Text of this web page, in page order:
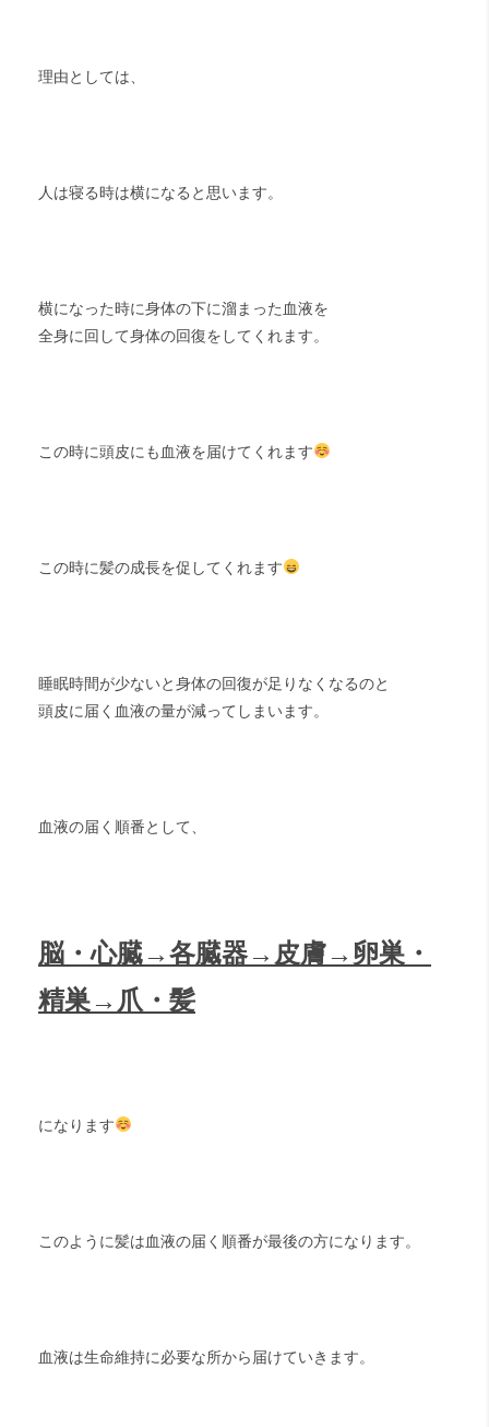
理由としては、
人は寝る時は横になると思います。
横になった時に身体の下に溜まった血液を
全身に回して身体の回復をしてくれます。
この時に頭皮にも血液を届けてくれます
この時に髪の成長を促してくれます
睡眠時間が少ないと身体の回復が足りなくなるのと
頭皮に届く血液の量が減ってしまいます。
血液の届く順番として、
脳・心臓→各臓器→皮膚→卵巣・
精巣→爪・髪
になります
このように髪は血液の届く順番が最後の方になります。
血液は生命維持に必要な所から届けていきます。